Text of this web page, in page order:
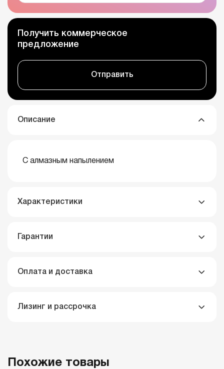
Получить коммерческое
предложение
Отправить
Описание
С алмазным напылением
Характеристики
Гарантии
Оплата и доставка
Лизинг и рассрочка
Похожие товары